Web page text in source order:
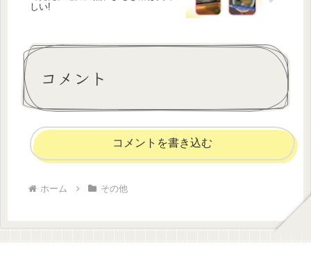
しい!
コメント
コメントを書き込む
ホーム その他